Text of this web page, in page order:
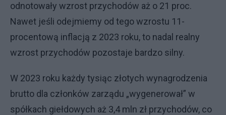
odnotowały wzrost przychodów aż o 21 proc.
Nawet jeśli odejmiemy od tego wzrostu 11-
procentową inflacją z 2023 roku, to nadal realny
wzrost przychodów pozostaje bardzo silny.
W 2023 roku każdy tysiąc złotych wynagrodzenia
brutto dla członków zarządu „wygenerował” w
spółkach giełdowych aż 3,4 mln zł przychodów, co